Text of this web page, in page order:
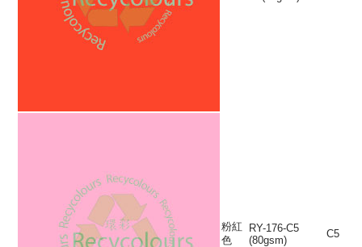
粉紅
色
RY-176-C5
(80gsm)
C5